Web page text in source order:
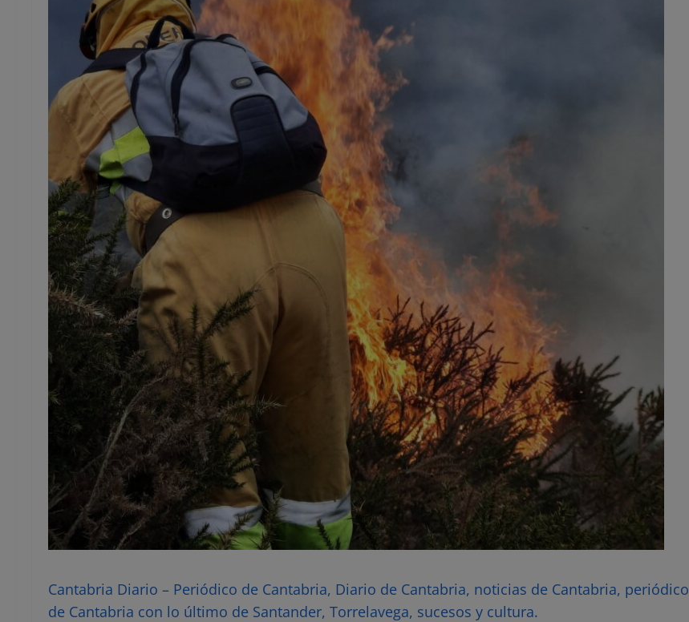
Cantabria Diario – Periódico de Cantabria, Diario de Cantabria, noticias de Cantabria, periódico
de Cantabria con lo último de Santander, Torrelavega, sucesos y cultura.